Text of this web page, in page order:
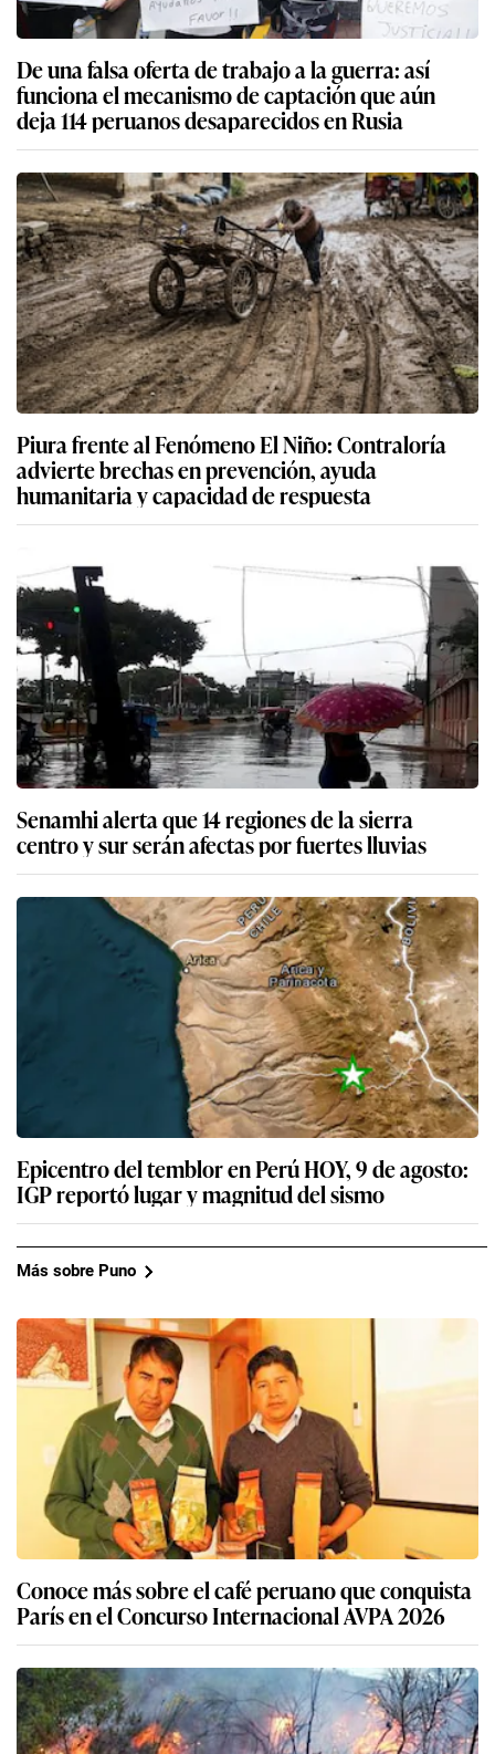
De una falsa oferta de trabajo a la guerra: así
funciona el mecanismo de captación que aún
deja 114 peruanos desaparecidos en Rusia
Piura frente al Fenómeno El Niño: Contraloría
advierte brechas en prevención, ayuda
humanitaria y capacidad de respuesta
Senamhi alerta que 14 regiones de la sierra
centro y sur serán afectas por fuertes lluvias
Epicentro del temblor en Perú HOY, 9 de agosto:
IGP reportó lugar y magnitud del sismo
Más sobre Puno
Conoce más sobre el café peruano que conquista
París en el Concurso Internacional AVPA 2026